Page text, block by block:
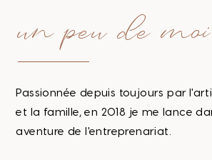
un peu de moi
Passionnée depuis toujours par
et la famille, en 2018 je me lance
aventure de l'entreprenariat.